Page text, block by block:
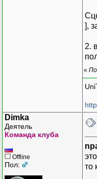
],
2.
«
Dimka
Деятель
Команда клуба
Offline
Пол:
то